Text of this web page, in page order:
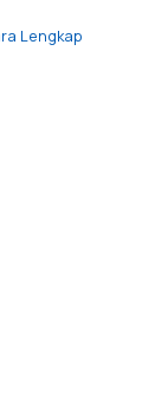
Lengkap